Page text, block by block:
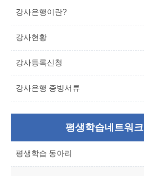
강사은행이란?
강사현황
강사등록신청
강사은행 증빙서류
평생학습네트워크
평생학습 동아리